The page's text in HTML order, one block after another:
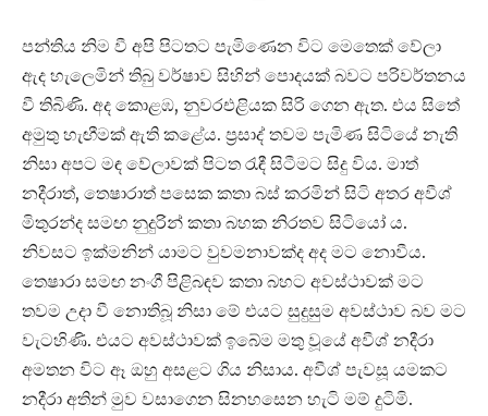
පන්තිය නිම වී අපි පිටතට පැමිණෙන විට මෙතෙක් වේලා
ඇද හැලෙමින් තිබු වර්ෂාව සිහින් පොදයක් බවට පරිවර්තනය
වී තිබිණි. අද කොළඹ, නුවරඑළියක සිරි ගෙන ඇත. එය සිතේ
අමුතු හැඟීමක් ඇති කළේය. ප්‍රසාද් තවම පැමිණ සිටියේ නැති
නිසා අපට මඳ වේලාවක් පිටත රැඳී සිටීමට සිදු විය. මාත්
නදීරාත්, තෙෂාරාත් පසෙක කතා බස් කරමින් සිටි අතර අවීශ්
මිතුරන්ද සමඟ නුදුරින් කතා බහක නිරතව සිටියෝ ය.
නිවසට ඉක්මනින් යාමට වුවමනාවක්ද අද මට නොවීය.
තෙෂාරා සමඟ නංගී පිළිබඳව කතා බහට අවස්ථාවක් මට
තවම උදා වී නොතිබූ නිසා මේ එයට සුදුසුම අවස්ථාව බව මට
වැටහිණි. එයට අවස්ථාවක් ඉබේම මතු වූයේ අවීශ් නදීරා
අමතන විට ඈ ඔහු අසළට ගිය නිසාය. අවීශ් පැවසූ යමකට
නදීරා අතින් මුව වසාගෙන සිනහසෙන හැටි මම් දුටිමි.